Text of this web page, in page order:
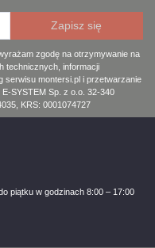
zgodę na otrzymywanie na
technicznych, informacji
serwisu montersi.pl i przetwarzanie
SYSTEM Sp. z o.o. 32-340
KRS: 0001074727
piątku w godzinach 8:00 – 17:00